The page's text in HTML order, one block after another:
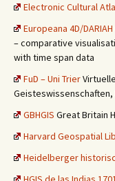
Electronic Cultural
Europeana 4D/
– comparative
with time span data
FuD – Uni Trier
GBHGIS Great Britain
Harvard Geospatial
Heidelberger